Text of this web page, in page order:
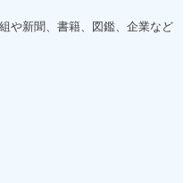
や新聞、書籍、図鑑、企業など